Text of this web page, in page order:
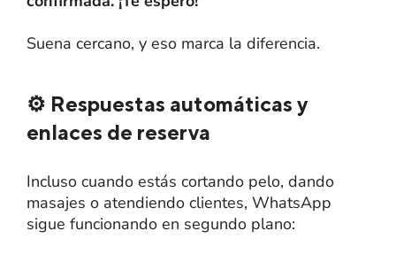
Suena cercano, y eso marca la diferencia.
⚙️ Respuestas automáticas y
enlaces de reserva
Incluso cuando estás cortando pelo, dando
masajes o atendiendo clientes, WhatsApp
sigue funcionando en segundo plano: